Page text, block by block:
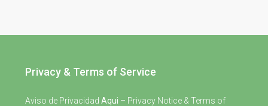
Privacy & Terms of Service
Aviso de Privacidad Aqui – Privacy Notice & Terms of